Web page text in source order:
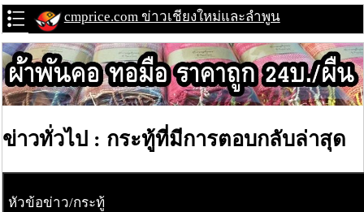
cmprice.com ข่าวเชียงใหม่และลำพูน
ข่าวทั่วไป : กระทู้ที่มีการตอบกลับล่าสุด
หัวข้อข่าว/กระทู้